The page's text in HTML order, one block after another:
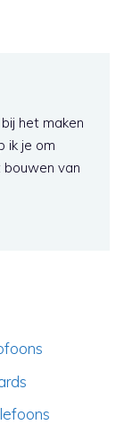
het maken
ik je om
van